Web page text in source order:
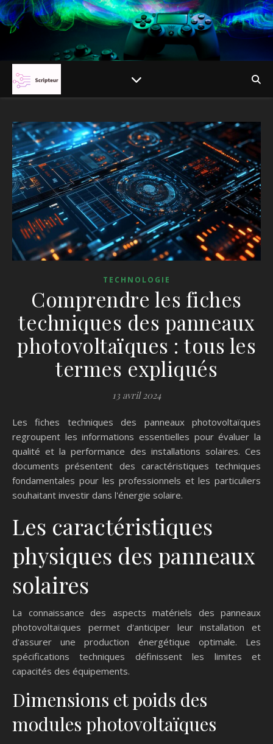
TECHNOLOGIE
Comprendre les fiches
techniques des panneaux
photovoltaïques : tous les
termes expliqués
13 avril 2024
Les fiches techniques des panneaux photovoltaïques
regroupent les informations essentielles pour évaluer la
qualité et la performance des installations solaires. Ces
documents présentent des caractéristiques techniques
fondamentales pour les professionnels et les particuliers
souhaitant investir dans l'énergie solaire.
Les caractéristiques
physiques des panneaux
solaires
La connaissance des aspects matériels des panneaux
photovoltaïques permet d'anticiper leur installation et
d'assurer une production énergétique optimale. Les
spécifications techniques définissent les limites et
capacités des équipements.
Dimensions et poids des
modules photovoltaïques